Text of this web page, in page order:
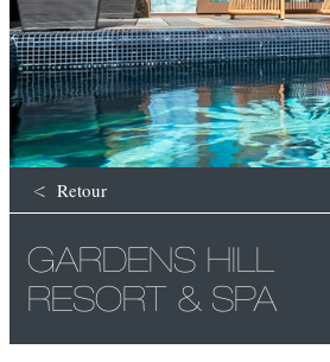
Retour
GARDENS HILL
RESORT & SPA